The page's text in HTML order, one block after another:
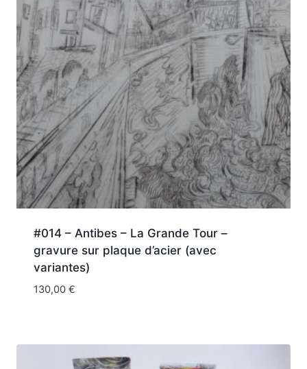
#014 – Antibes – La Grande Tour –
gravure sur plaque d’acier (avec
variantes)
130,00 €